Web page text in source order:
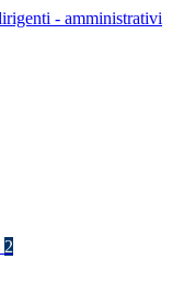
- amministrativi
2